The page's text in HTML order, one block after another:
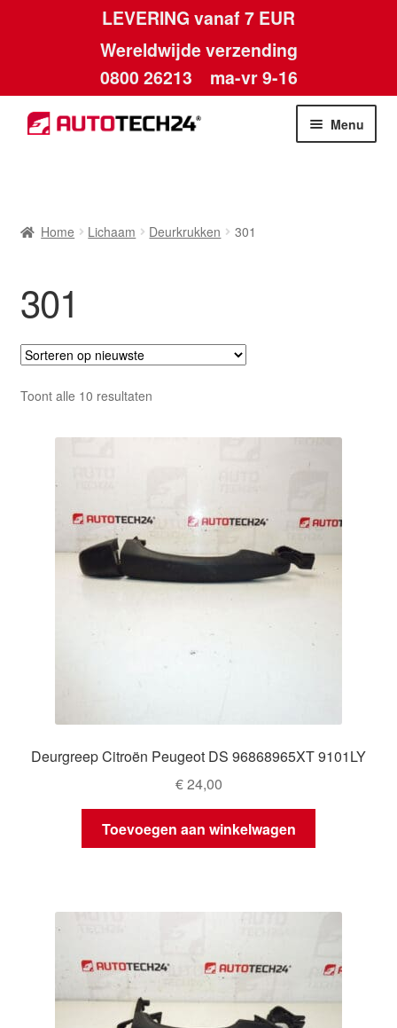
LEVERING vanaf 7 EUR
Wereldwijde verzending
0800 26213 ma-vr 9-16
Skip
to
Skip
to
Menu
Betalingen
Contact
Levering
Home Lichaam Deurkrukken 301
301
Toont alle 10 resultatenGesorteerd
nieuwste
Deurgreep Citroën Peugeot DS 96868965XT 9101LY
€24,00
Toevoegen aan winkelwagen